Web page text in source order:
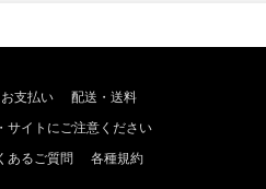
お支払い
配送・送料
サイトにご注意ください
あるご質問 各種規約